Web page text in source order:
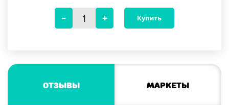
Купить
Отзывы Маркеты